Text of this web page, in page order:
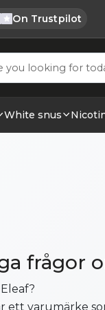
Is Rated
On Trustpilot
Snus & Vape
White snus
frågor
ett varumärke